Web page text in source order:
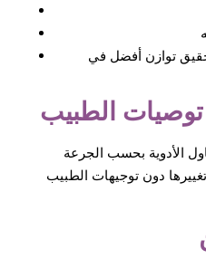
توازن أفضل في
الطبيب
الأدوية بحسب الجرعة
دون توجيهات الطبيب